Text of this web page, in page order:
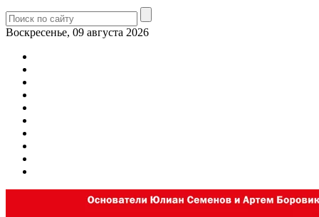
Воскресенье, 09 августа 2026